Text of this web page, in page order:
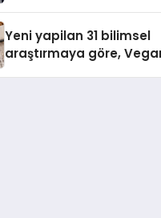
Yeni yapilan 31 bilimsel
araştırmaya göre,